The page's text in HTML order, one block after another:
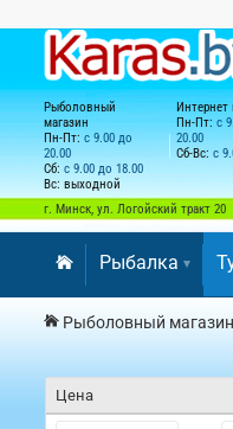
Рыболовный
магазин
Пн-Пт: с 9.00 до
20.00
Сб: с 9.00 до 18.00
Вс: выходной
Интернет
Пн-Пт: с
20.00
Сб-Вс: с
г. Минск, ул. Логойский тракт 20
Рыбалка
Рыболовный магазин
Цена